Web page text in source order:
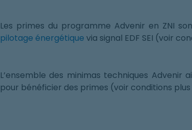
Les primes du programme Advenir en ZNI
pilotage énergétique via signal EDF SEI (voir
L’ensemble des minimas techniques
pour bénéficier des primes (voir conditions